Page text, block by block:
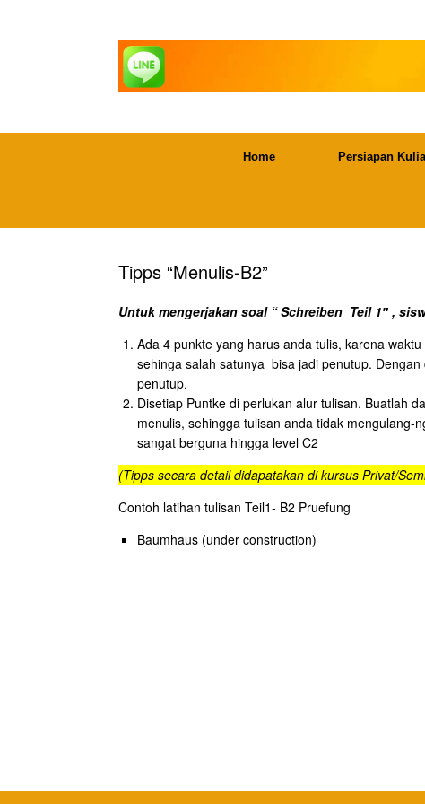
Home Persiapan
Tipps “Menulis-B2”
Untuk mengerjakan soal “ Schreiben Teil 1″ ,
Ada 4 punkte yang harus anda tulis, karena
sehinga salah satunya bisa jadi penutup.
penutup.
Disetiap Puntke di perlukan alur tulisan. Buatlah
menulis, sehingga tulisan anda tidak
sangat berguna hingga level C2
(Tipps secara detail didapatakan di kursus Privat/
Contoh latihan tulisan Teil1- B2 Pruefung
Baumhaus (under construction)